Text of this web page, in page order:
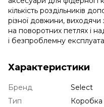
кількість роздільників
різної довжини,
на поворотних петлях і
і безпроблемну
Характеристики
Бренд
Select
Тип
Коробка